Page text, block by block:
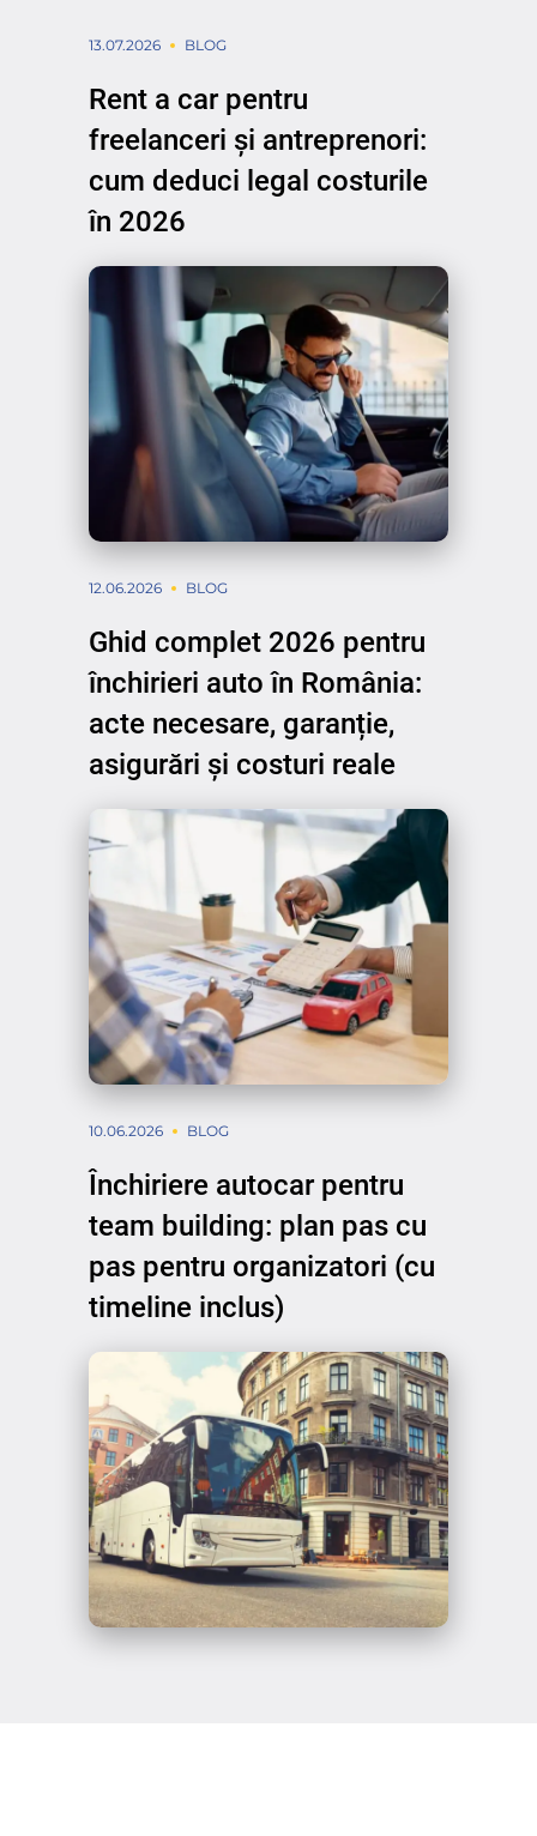
13.07.2026 BLOG
Rent a car pentru
freelanceri și antreprenori:
cum deduci legal costurile
în 2026
12.06.2026 BLOG
Ghid complet 2026 pentru
închirieri auto în România:
acte necesare, garanție,
asigurări și costuri reale
10.06.2026 BLOG
Închiriere autocar pentru
team building: plan pas cu
pas pentru organizatori (cu
timeline inclus)